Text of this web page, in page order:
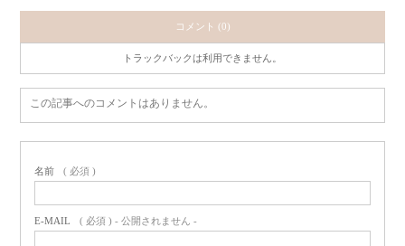
コメント (0)
トラックバックは利用できません。
この記事へのコメントはありません。
名前 ( 必須 )
E-MAIL ( 必須 ) - 公開されません -